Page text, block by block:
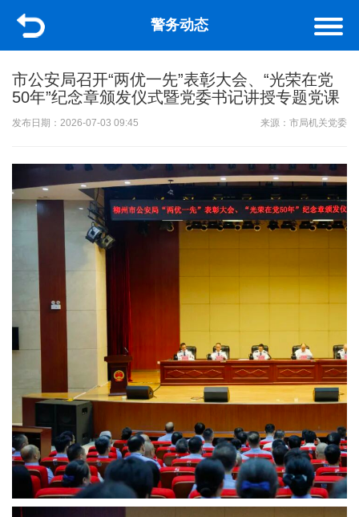
警务动态
市公安局召开“两优一先”表彰大会、“光荣在党
50年”纪念章颁发仪式暨党委书记讲授专题党课
发布日期：2026-07-03 09:45 来源：市局机关党委